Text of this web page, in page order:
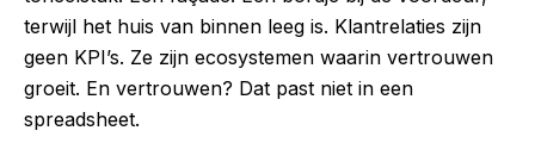
terwijl het huis van binnen leeg is. Klantrelaties zijn
geen KPI’s. Ze zijn ecosystemen waarin vertrouwen
groeit. En vertrouwen? Dat past niet in een
spreadsheet.